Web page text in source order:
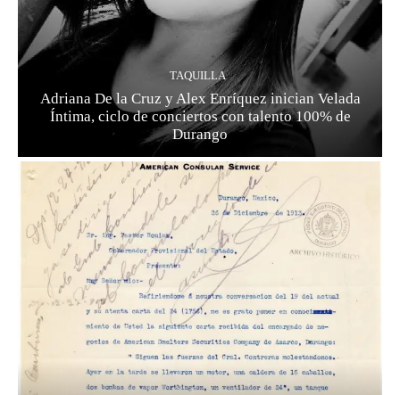
TAQUILLA
Adriana De la Cruz y Alex Enríquez inician Velada
Íntima, ciclo de conciertos con talento 100% de
Durango